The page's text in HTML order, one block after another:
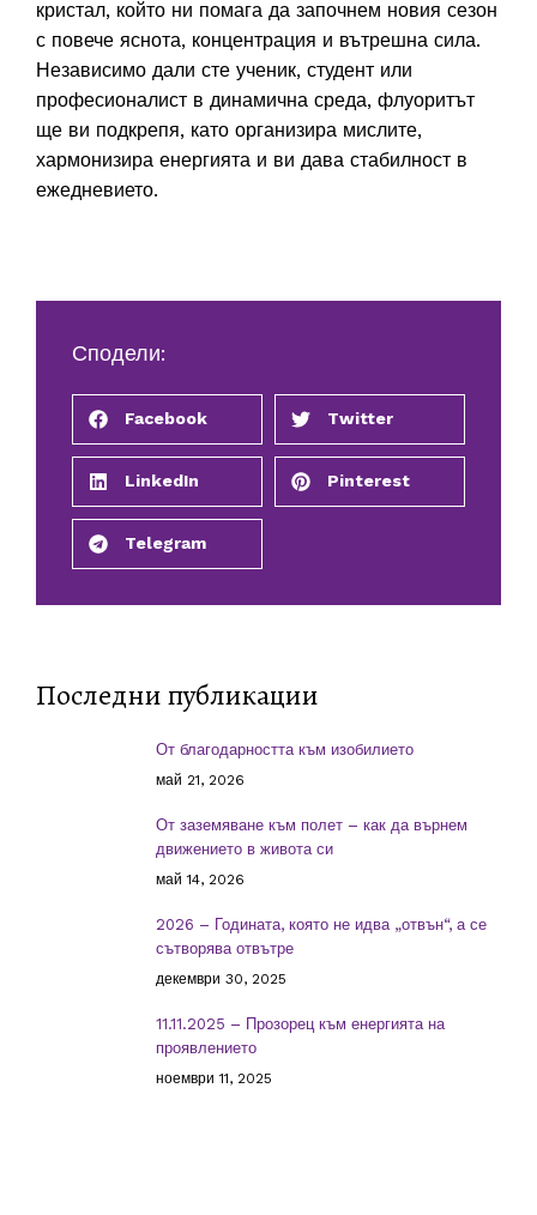
кристал, който ни помага да започнем новия сезон
с повече яснота, концентрация и вътрешна сила.
Независимо дали сте ученик, студент или
професионалист в динамична среда, флуоритът
ще ви подкрепя, като организира мислите,
хармонизира енергията и ви дава стабилност в
ежедневието.
Сподели:
Facebook Twitter
LinkedIn Pinterest
Telegram
Последни публикации
От благодарността към изобилието
май 21, 2026
От заземяване към полет – как да върнем
движението в живота си
май 14, 2026
2026 – Годината, която не идва „отвън“, а се
сътворява отвътре
декември 30, 2025
11.11.2025 – Прозорец към енергията на
проявлението
ноември 11, 2025